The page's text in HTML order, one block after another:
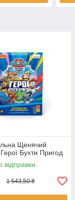
Щенячий
Бухти Пригод
відправки
1 543,50 ₴